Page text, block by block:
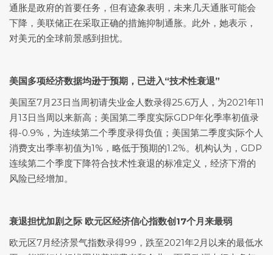
通胀是政府的首要任务，但有迹象表明，未来几天通胀可能会
下降，美联储正在采取正确的措施抑制通胀。此外，她表示，
对美元的全球前景感到担忧。
美国多项经济数据均逊于预期，已进入“技术性衰退”
美国至7月23日当周初请失业金人数录得25.6万人，为2021年11
月13日当周以来新高；美国第二季度实际GDP年化季率初值录
得-0.9%，为连续第二个季度录得负值；美国第二季度实际个人
消费支出季率初值为1%，略低于预期的1.2%。机构认为，GDP
连续第二个季度下降符合技术性衰退的标准定义，经济下滑的
风险已经增加。
衰退担忧加剧之际 欧元区经济信心指数创17个月来最弱
欧元区7月经济景气指数录得99，跌至2021年2月以来的最低水